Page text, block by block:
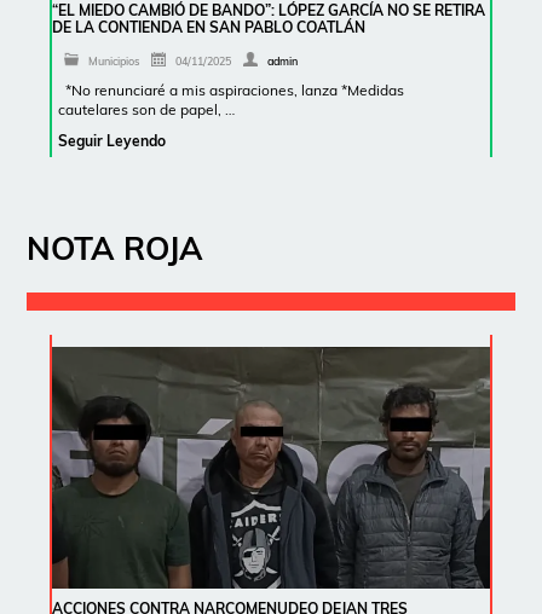
“EL MIEDO CAMBIÓ DE BANDO”: LÓPEZ GARCÍA NO SE RETIRA
DE LA CONTIENDA EN SAN PABLO COATLÁN
Municipios 04/11/2025 admin
*No renunciaré a mis aspiraciones, lanza *Medidas
cautelares son de papel, …
Seguir Leyendo
NOTA ROJA
ACCIONES CONTRA NARCOMENUDEO DEJAN TRES